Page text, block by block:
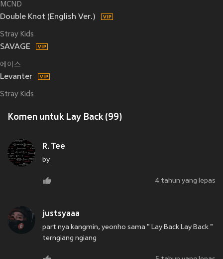
MCND
Double Knot (English Ver.)
Stray Kids
SAVAGE
에이스
Levanter
Stray Kids
Komen untuk Lay Back (99)
R. Tee
by
4 tahun yang lepas
justsyaaa
part nya kangmin, yeonho sama " Lay Back Lay Back "
terngiang ngiang